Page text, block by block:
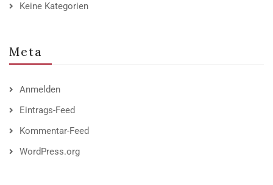
Keine Kategorien
Meta
Anmelden
Eintrags-Feed
Kommentar-Feed
WordPress.org